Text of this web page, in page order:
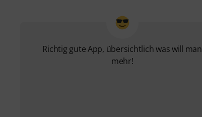
Richtig gute App, übersichtlich was will man
mehr!